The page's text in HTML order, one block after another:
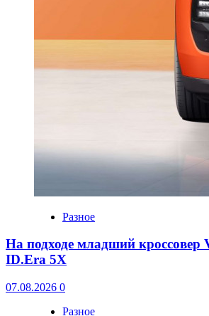
Разное
На подходе младший кроссовер
ID.Era 5X
07.08.2026 0
Разное